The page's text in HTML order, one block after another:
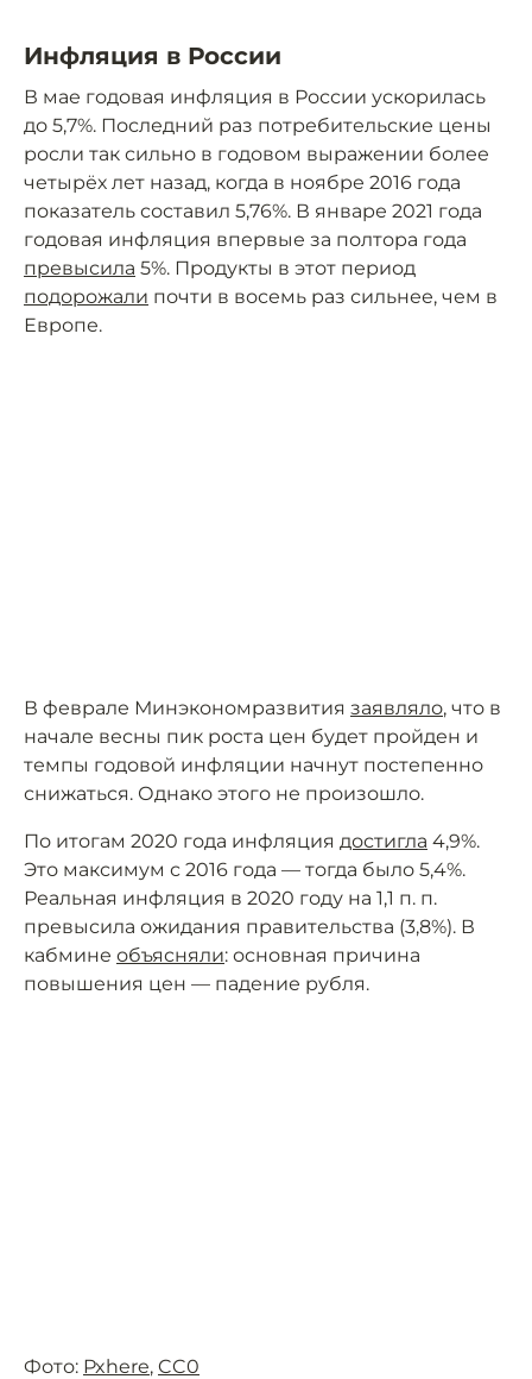
Инфляция в России
В мае годовая инфляция в России ускорилась
до 5,7%. Последний раз потребительские цены
росли так сильно в годовом выражении более
четырёх лет назад, когда в ноябре 2016 года
показатель составил 5,76%. В январе 2021 года
годовая инфляция впервые за полтора года
превысила 5%. Продукты в этот период
подорожали почти в восемь раз сильнее, чем в
Европе.
В феврале Минэкономразвития заявляло, что в
начале весны пик роста цен будет пройден и
темпы годовой инфляции начнут постепенно
снижаться. Однако этого не произошло.
По итогам 2020 года инфляция достигла 4,9%.
Это максимум с 2016 года — тогда было 5,4%.
Реальная инфляция в 2020 году на 1,1 п. п.
превысила ожидания правительства (3,8%). В
кабмине объясняли: основная причина
повышения цен — падение рубля.
Фото: Pxhere, CC0